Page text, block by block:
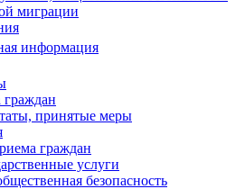
миграции
информация
принятые меры
граждан
услуги
безопасность